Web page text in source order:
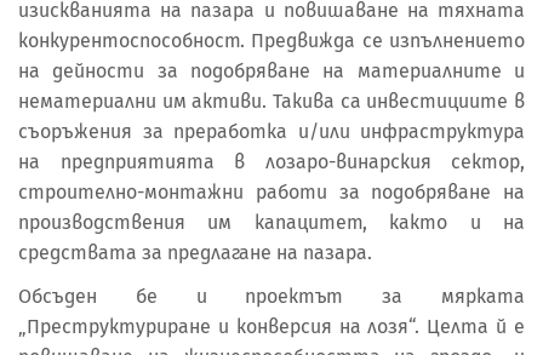
изискванията на пазара и повишаване на тяхната
конкурентоспособност. Предвижда се изпълнението
на дейности за подобряване на материалните и
нематериални им активи. Такива са инвестициите в
съоръжения за преработка и/или инфраструктура
на предприятията в лозаро-винарския сектор,
строително-монтажни работи за подобряване на
производствения им капацитет, както и на
средствата за предлагане на пазара.
Обсъден бе и проектът за мярката
„Преструктуриране и конверсия на лозя“. Целта й е